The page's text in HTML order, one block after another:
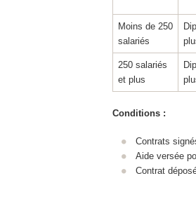
Moins de 250
salariés
250 salariés
et plus
Conditions :
Contrats
Aide versée
Contrat